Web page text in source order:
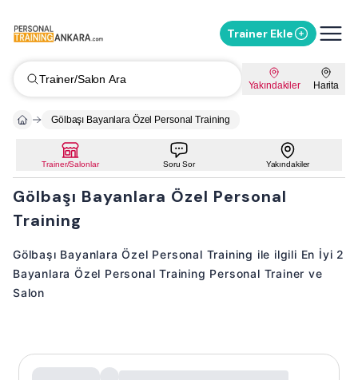
Trainer Ekle
Trainer/Salon Ara Yakındakiler Harita
Gölbaşı Bayanlara Özel Personal Training
Trainer/Salonlar Soru Sor Yakındakiler
Gölbaşı Bayanlara Özel Personal
Training
Gölbaşı Bayanlara Özel Personal Training ile ilgili En İyi 2
Bayanlara Özel Personal Training Personal Trainer ve
Salon